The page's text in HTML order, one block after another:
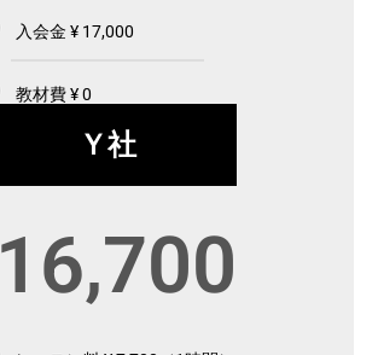
入会金 ¥ 17,000
教材費 ¥ 0
Ｙ社
16,700